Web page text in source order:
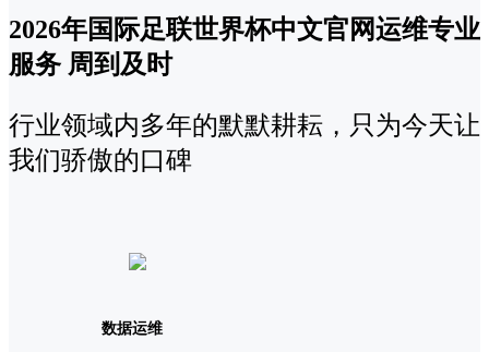
2026年国际足联世界杯中文官网运维专业
服务 周到及时
行业领域内多年的默默耕耘，只为今天让
我们骄傲的口碑
数据运维